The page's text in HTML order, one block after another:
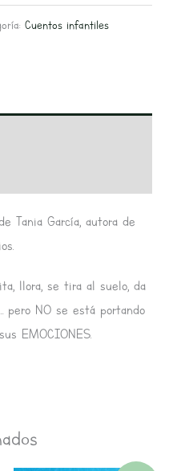
Cuentos infantiles
Tania García, autora de
llora, se tira al suelo, da
pero NO se está portando
EMOCIONES.